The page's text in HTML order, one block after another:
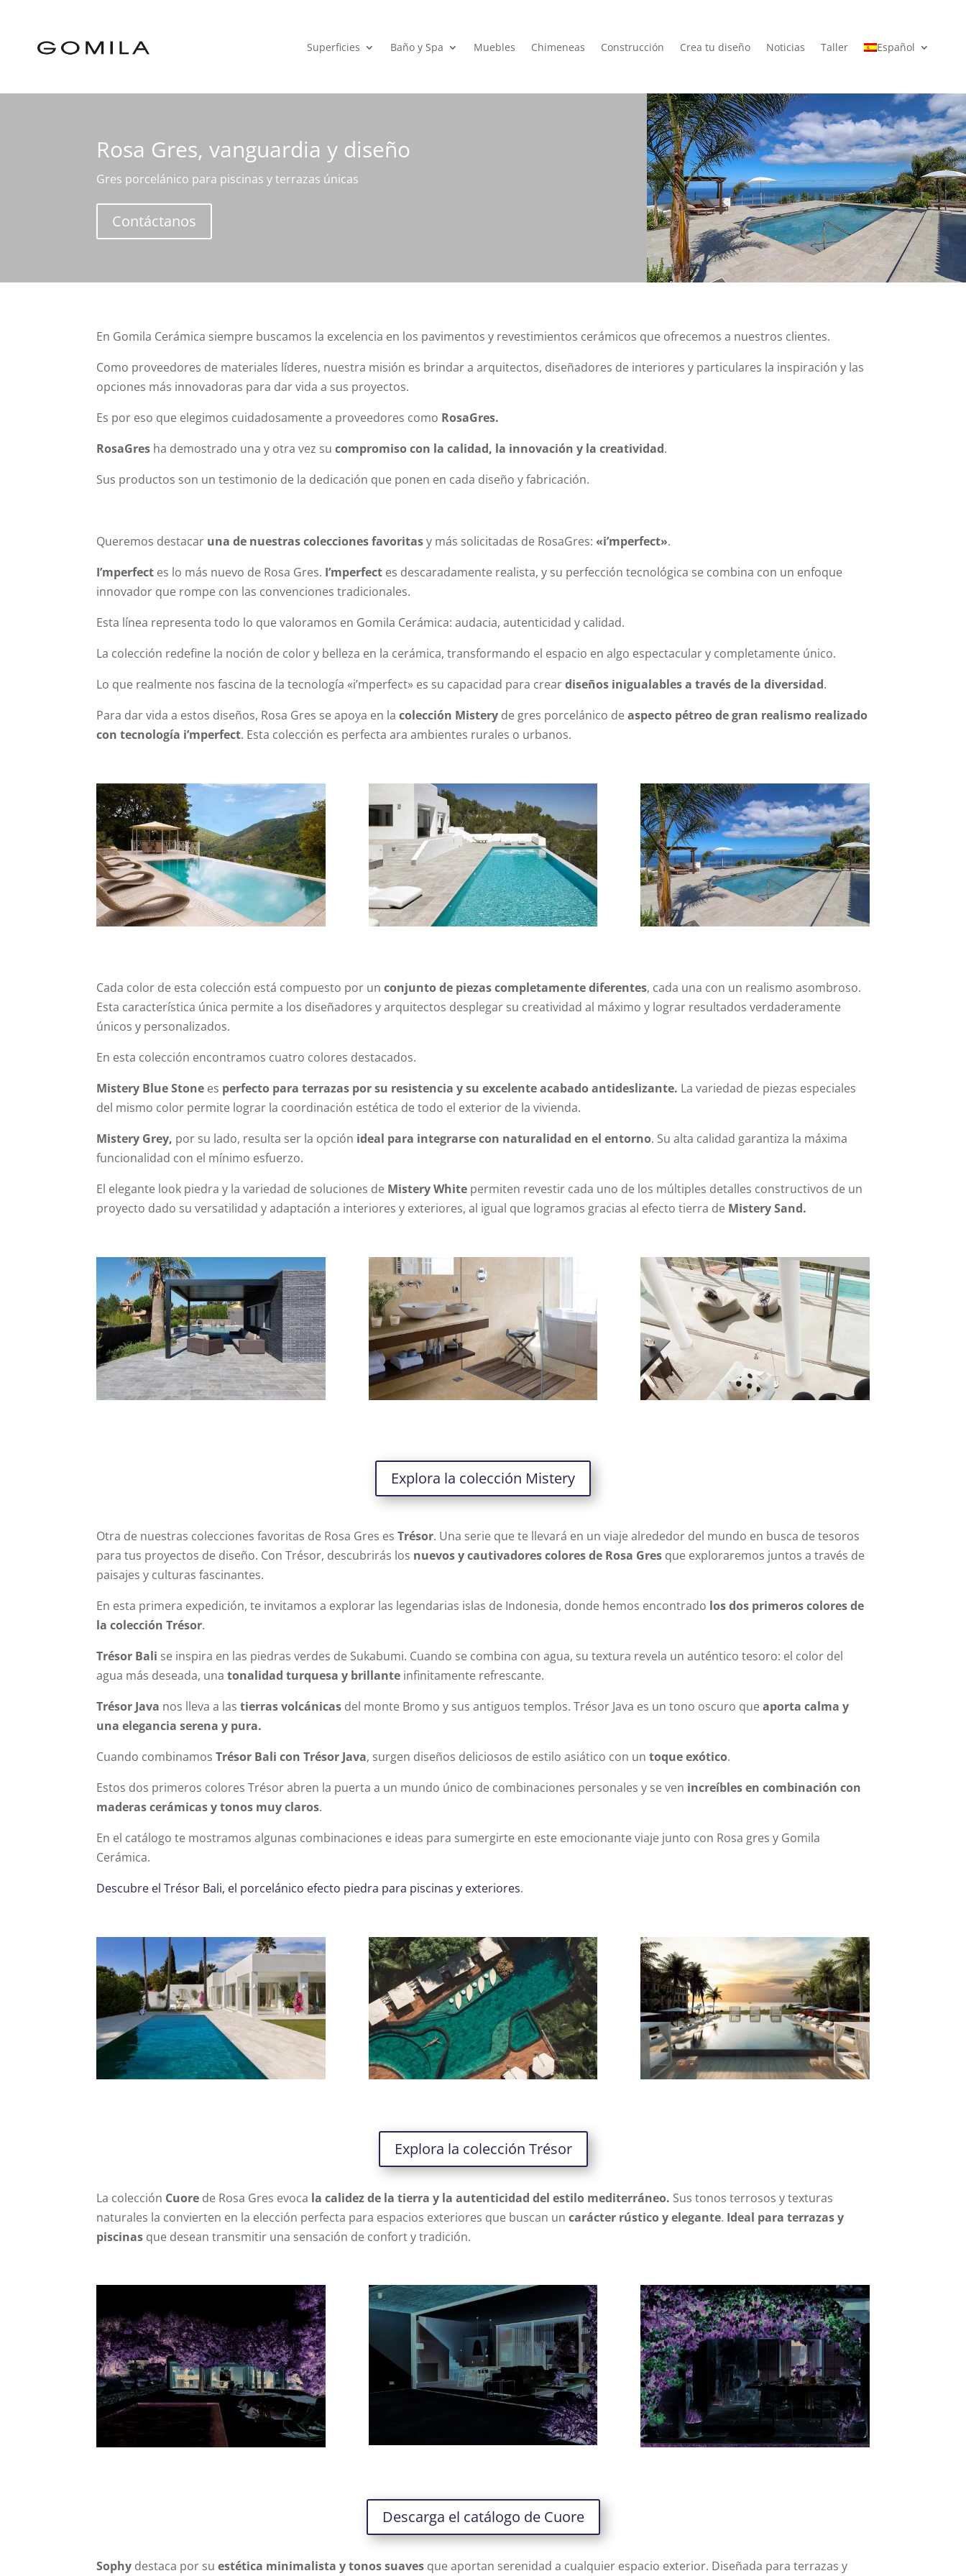
Superficies Baño y Spa Muebles Chimeneas Construcción Crea tu diseño Noticias Taller Español
Rosa Gres, vanguardia y diseño
Gres porcelánico para piscinas y terrazas únicas
Contáctanos
En Gomila Cerámica siempre buscamos la excelencia en los pavimentos y revestimientos cerámicos que ofrecemos a nuestros clientes.
Como proveedores de materiales líderes, nuestra misión es brindar a arquitectos, diseñadores de interiores y particulares la inspiración y las
opciones más innovadoras para dar vida a sus proyectos.
Es por eso que elegimos cuidadosamente a proveedores como RosaGres.
RosaGres ha demostrado una y otra vez sucompromiso con la calidad, la innovación y la creatividad.
Sus productos son un testimonio de la dedicación que ponen en cada diseño y fabricación.
Queremos destacar una de nuestras colecciones favoritasy más solicitadas de RosaGres:«i’mperfect».
I’mperfect es lo más nuevo de Rosa Gres. I’mperfect es descaradamente realista, y su perfección tecnológica se combina con un enfoque
innovador que rompe con las convenciones tradicionales.
Esta línea representa todo lo que valoramos en Gomila Cerámica: audacia, autenticidad y calidad.
La colección redefine la noción de color y belleza en la cerámica, transformando el espacio en algo espectacular y completamente único.
Lo que realmente nos fascina de la tecnología «i’mperfect» es su capacidad para creardiseños inigualables a través de la diversidad.
Para dar vida a estos diseños, Rosa Gres se apoya en lacolección Mistery de gres porcelánico deaspecto pétreo de gran realismo realizado
con tecnología i’mperfect. Esta colección es perfecta ara ambientes rurales o urbanos.
Cada color de esta colección está compuesto por unconjunto de piezas completamente diferentes, cada una con un realismo asombroso.
Esta característica única permite a los diseñadores y arquitectos desplegar su creatividad al máximo y lograr resultados verdaderamente
únicos y personalizados.
En esta colección encontramos cuatro colores destacados.
Mistery Blue Stone es perfecto para terrazas por su resistencia y su excelente acabadoantideslizante. La variedad de piezas especiales
del mismo color permite lograr la coordinación estética de todo el exterior de la vivienda.
Mistery Grey, por su lado, resulta ser la opción ideal para integrarse con naturalidad en el entorno. Su alta calidad garantiza la máxima
funcionalidad con el mínimo esfuerzo.
El elegante look piedra y la variedad de soluciones de Mistery White permiten revestir cada uno de los múltiples detalles constructivos de un
proyecto dado su versatilidad y adaptación a interiores y exteriores, al igual que logramos gracias al efecto tierra de Mistery Sand.
Explora la colección Mistery
Otra de nuestras colecciones favoritas de Rosa Gres esTrésor. Una serie que te llevará en un viaje alrededor del mundo en busca de tesoros
para tus proyectos de diseño. Con Trésor, descubrirás los nuevos y cautivadores colores de Rosa Gres que exploraremos juntos a través de
paisajes y culturas fascinantes.
En esta primera expedición, te invitamos a explorar las legendarias islas de Indonesia, donde hemos encontrado los dos primeros colores de
la colección Trésor.
Trésor Bali se inspira en las piedras verdes de Sukabumi. Cuando se combina con agua, su textura revela un auténtico tesoro: el color del
agua más deseada, unatonalidad turquesa y brillante infinitamente refrescante.
Trésor Java nos lleva a las tierras volcánicas del monte Bromo y sus antiguos templos. Trésor Java es un tono oscuro queaporta calma y
una elegancia serena y pura.
Cuando combinamosTrésor Bali con Trésor Java, surgen diseños deliciosos de estilo asiático con un toque exótico.
Estos dos primeros colores Trésor abren la puerta a un mundo único de combinaciones personales y se ven increíbles en combinación con
maderas cerámicas y tonos muy claros.
En el catálogo te mostramos algunas combinaciones e ideas para sumergirte en este emocionante viaje junto con Rosa gres y Gomila
Cerámica.
Descubre el Trésor Bali, el porcelánico efecto piedra para piscinas y exteriores.
Explora la colección Trésor
La colección Cuore de Rosa Gres evoca la calidez de la tierra y la autenticidad del estilo mediterráneo. Sus tonos terrosos y texturas
naturales la convierten en la elección perfecta para espacios exteriores que buscan uncarácter rústico y elegante. Ideal para terrazas y
piscinas que desean transmitir una sensación de confort y tradición.
Descarga el catálogo de Cuore
Sophy destaca por su estética minimalista y tonos suaves que aportan serenidad a cualquier espacio exterior. Diseñada para terrazas y